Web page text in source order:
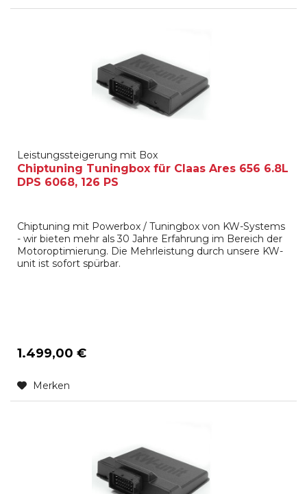
Leistungssteigerung mit Box
Chiptuning Tuningbox für Claas Ares 656 6.8L
DPS 6068, 126 PS
Chiptuning mit Powerbox / Tuningbox von KW-Systems
- wir bieten mehr als 30 Jahre Erfahrung im Bereich der
Motoroptimierung. Die Mehrleistung durch unsere KW-
unit ist sofort spürbar.
1.499,00 €
Merken